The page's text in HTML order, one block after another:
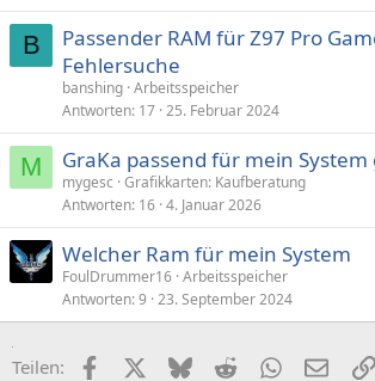
B
Passender RAM für Z97 Pro
Fehlersuche
banshing Arbeitsspeicher
Antworten 17 25. Februar 2024
M GraKa passend für mein
mygesc Grafikkarten: Kaufberatung
Antworten 16 4. Januar 2026
Welcher Ram für mein System
FoulDrummer16 Arbeitsspeicher
Antworten 9 23. September 2024
Teilen: FacebookX (Twitter)
BlueskyRedditWhatsApp
E-Mail